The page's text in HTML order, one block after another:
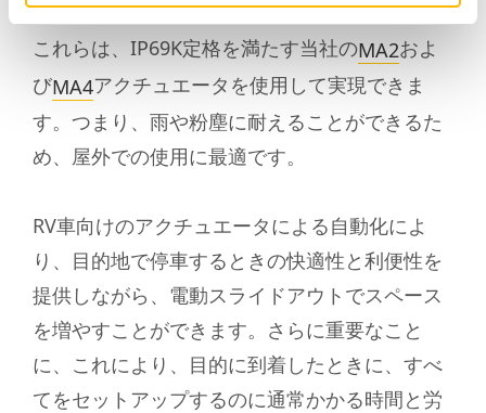
これらは、IP69K定格を満たす当社のMA2およ
びMA4アクチュエータを使用して実現できま
す。つまり、雨や粉塵に耐えることができるた
め、屋外での使用に最適です。
RV車向けのアクチュエータによる自動化によ
り、目的地で停車するときの快適性と利便性を
提供しながら、電動スライドアウトでスペース
を増やすことができます。さらに重要なこと
に、これにより、目的に到着したときに、すべ
てをセットアップするのに通常かかる時間と労